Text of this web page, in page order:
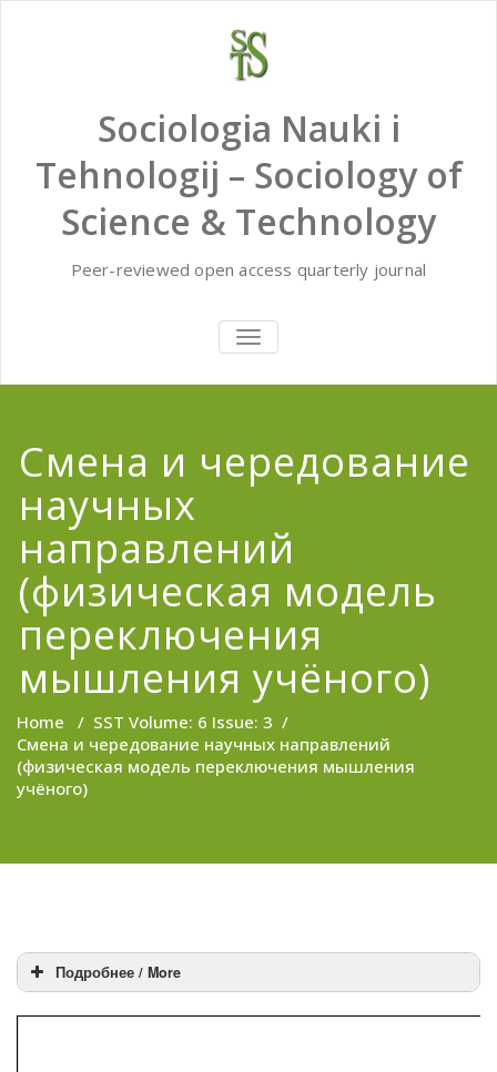
Sociologia Nauki i
Tehnologij – Sociology of
Science & Technology
Peer-reviewed open access quarterly journal
TOGGLE
NAVIGATION
Смена и чередование
научных
направлений
(физическая модель
переключения
мышления учёного)
Home / SST Volume: 6 Issue: 3 /
Смена и чередование научных направлений
(физическая модель переключения мышления
учёного)
Подробнее / More